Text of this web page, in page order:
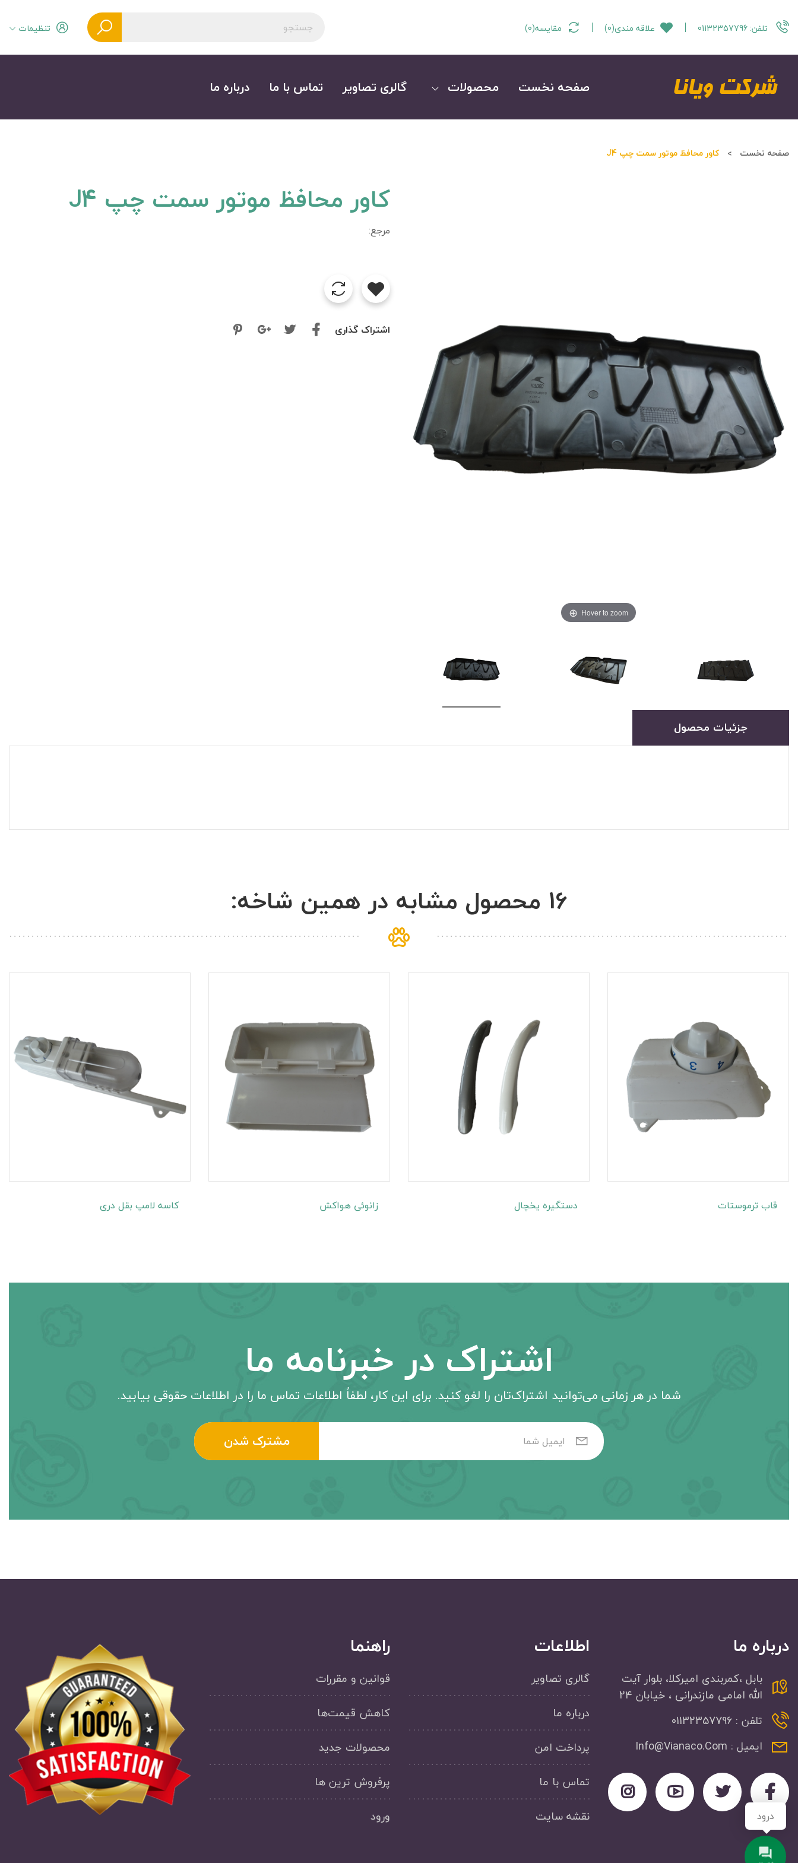
تلفن: علاقه مندی(
0
) مقایسه(
0
) تنظیمات
صفحه نخست محصولات گالری تصاویر تماس با ما درباره ما
صفحه نخست کاور محافظ موتور سمت چپ J4
Hover to zoom
کاور محافظ موتور سمت چپ J4
مرجع:
اشتراک گذاری
جزئیات محصول
16 محصول مشابه در همین شاخه:
کاسه لامپ بقل دری زانوئی هواکش دستگیره یخچال قاب ترموستات
اشتراک در خبرنامه ما
شما در هر زمانی می‌توانید اشتراک‌تان را لغو کنید. برای این کار، لطفاً اطلاعات تماس ما را در اطلاعات حقوقی بیابید.
درباره ما
بابل ،کمربندی امیرکلا، بلوار آیت
الله امامی مازندرانی ، خیابان 24
تلفن : 01132357796
ایمیل : Info@Vianaco.Com
اطلاعات
گالری تصاویر
درباره ما
پرداخت امن
تماس با ما
نقشه سایت
راهنما
قوانین و مقررات
کاهش قیمت‌ها
محصولات جدید
پرفروش ترین ها
ورود
درود